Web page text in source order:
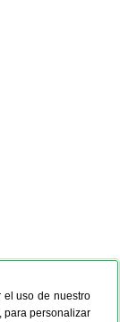
el uso de nuestro
para personalizar